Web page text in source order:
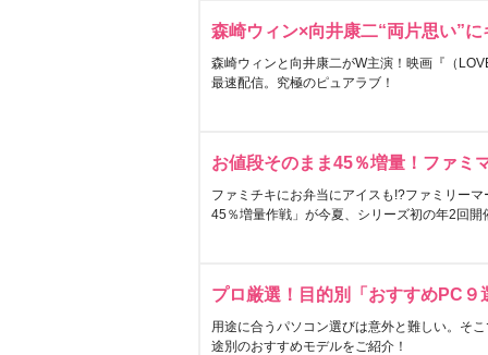
森崎ウィン×向井康二“両片思い”
森崎ウィンと向井康二がW主演！映画『（
最速配信。究極のピュアラブ！
お値段そのまま45％増量！ファミ
ファミチキにお弁当にアイスも!?ファミリー
45％増量作戦」が今夏、シリーズ初の年2回開
プロ厳選！目的別「おすすめPC９
用途に合うパソコン選びは意外と難しい。そ
途別のおすすめモデルをご紹介！